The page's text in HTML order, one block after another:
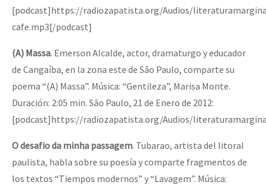
[podcast]https://radiozapatista.org/Audios/
cafe.mp3[/podcast]
(A) Massa. Emerson Alcalde, actor, dramaturgo y educador
de Cangaíba, en la zona este de São Paulo, comparte su
poema “(A) Massa”. Música: “Gentileza”, Marisa Monte.
Duración: 2:05 min. São Paulo, 21 de Enero de 2012:
[podcast]https://radiozapatista.org/Audios/
O desafio da minha passagem. Tubarao, artista del litoral
paulista, habla sobre su poesía y comparte fragmentos de
los textos “Tiempos modernos” y “Lavagem”. Música: